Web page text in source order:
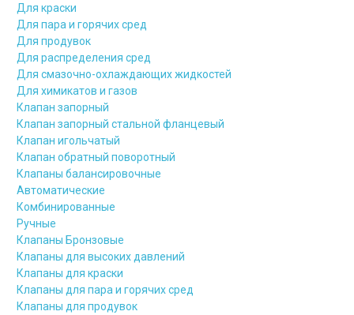
Для краски
Для пара и горячих сред
Для продувок
Для распределения сред
Для смазочно-охлаждающих жидкостей
Для химикатов и газов
Клапан запорный
Клапан запорный стальной фланцевый
Клапан игольчатый
Клапан обратный поворотный
Клапаны балансировочные
Автоматические
Комбинированные
Ручные
Клапаны Бронзовые
Клапаны для высоких давлений
Клапаны для краски
Клапаны для пара и горячих сред
Клапаны для продувок